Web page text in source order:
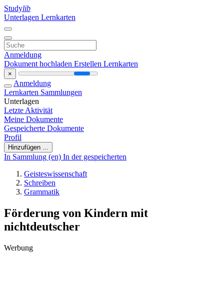
Studylib
Unterlagen Lernkarten
Anmeldung
Dokument hochladen Erstellen Lernkarten
×
Anmeldung
Lernkarten Sammlungen
Unterlagen
Letzte Aktivität
Meine Dokumente
Gespeicherte Dokumente
Profil
Hinzufügen ...
In Sammlung (en) In der gespeicherten
Geisteswissenschaft
Schreiben
Grammatik
Förderung von Kindern mit
nichtdeutscher
Werbung